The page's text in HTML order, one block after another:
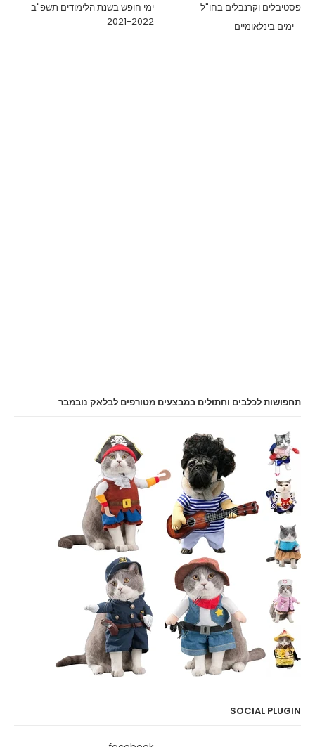
ימי חופש בשנת הלימודים תשפ"ב
2021-2022
פסטיבלים וקרנבלים בחו"ל
ימים בינלאומיים
תחפושות לכלבים וחתולים במבצעים מטורפים לבלאק נובמבר
SOCIAL PLUGIN